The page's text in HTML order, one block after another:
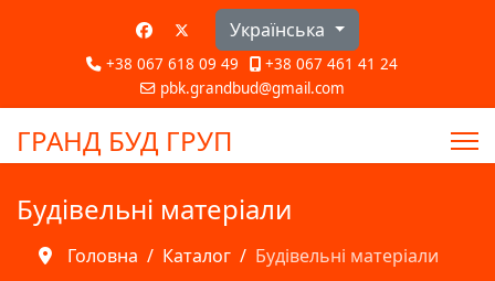
Оберіть свою мову
Українська
+38 067 618 09 49
+38 067 461 41 24
pbk.grandbud@gmail.com
ГРАНД БУД ГРУП
Будівельні матеріали
Головна Каталог Будівельні матеріали